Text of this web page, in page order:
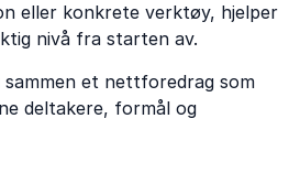
eller konkrete verktøy, hjelper
nivå fra starten av.
sammen et nettforedrag som
deltakere, formål og